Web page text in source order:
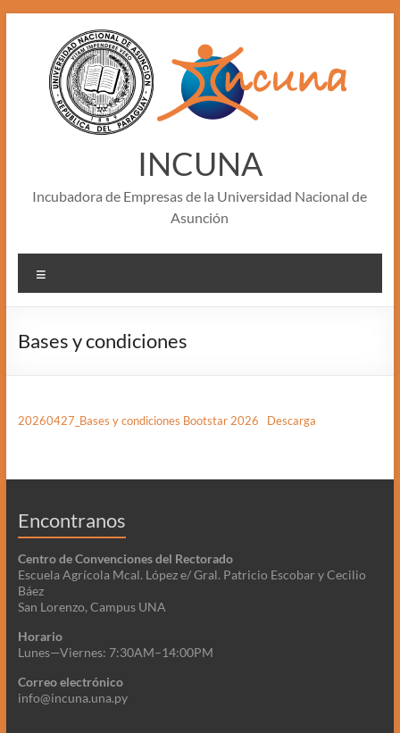
content
INCUNA
Incubadora de Empresas de la Universidad Nacional de
Asunción
Bases y condiciones
20260427_Bases y condiciones Bootstar 2026 Descarga
Encontranos
Centro de Convenciones del Rectorado
Escuela Agrícola Mcal. López e/ Gral. Patricio Escobar y Cecilio
Báez
San Lorenzo, Campus UNA
Horario
Lunes—Viernes: 7:30AM–14:00PM
Correo electrónico
info@incuna.una.py